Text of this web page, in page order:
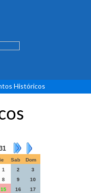
Históricos
Sab
Dom
1
2
3
8 9
10
15 16
17